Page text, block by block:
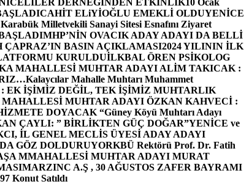
DERNEĞİNDEN ETKİNLİK10 Ocak
CAHİT ELiYİOĞLU EMEKLİ OLDUYENİCE
Milletvekili Sanayi Sitesi Esnafını Ziyaret
MHP’NİN OVACIK ADAY ADAYI DA BELLİ
BASIN AÇIKLAMASI2024 YILININ İLK
KURULDUİLKBAL ÖREN PSİKOLOG
MAHALLESİ MUHTAR ADAYI ALİM TAKICAK :
Kalaycılar Mahalle Muhtarı Muhammet
: EK İŞİMİZ DEĞİL, TEK İŞİMİZ MUHTARLIK
MUHTAR ADAYI ÖZKAN KAHVECİ :
DOYACAK “Güney Köyü Muhtarı Adayı
ÇAYLI: ” BİRLİKTEN GÜÇ DOĞAR”YENİCE ve
İL GENEL MECLİS ÜYESİ ADAY ADAYI
GÖZ DOLDURUYORKBÜ Rektörü Prof. Dr. Fatih
MMAHALLESİ MUHTAR ADAYI MURAT
MARZINC A.Ş , 30 AĞUSTOS ZAFER BAYRAMI
Konut Satıldı